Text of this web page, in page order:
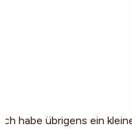
Ich habe übrigens ein